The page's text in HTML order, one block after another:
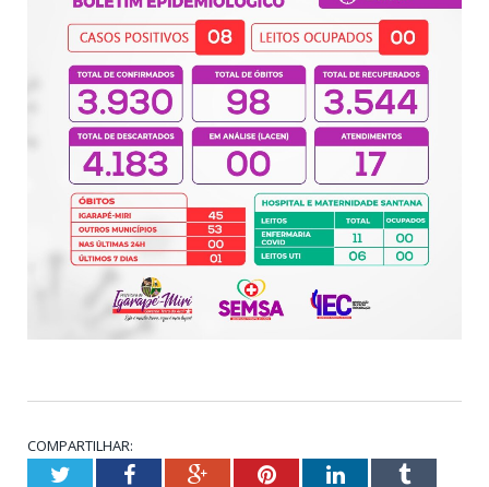
COMPARTILHAR:
TwitterFacebookGoogle+PinterestLinkedInTumblr